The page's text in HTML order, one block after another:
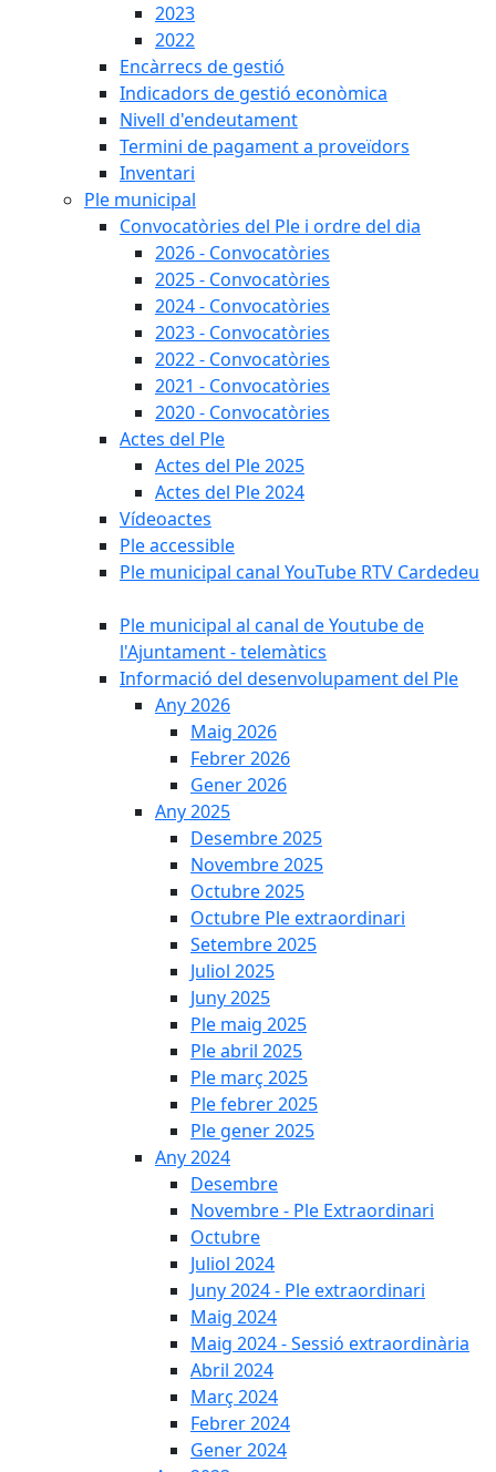
2023
2022
Encàrrecs de gestió
Indicadors de gestió econòmica
Nivell d'endeutament
Termini de pagament a proveïdors
Inventari
Ple municipal
Convocatòries del Ple i ordre del dia
2026 - Convocatòries
2025 - Convocatòries
2024 - Convocatòries
2023 - Convocatòries
2022 - Convocatòries
2021 - Convocatòries
2020 - Convocatòries
Actes del Ple
Actes del Ple 2025
Actes del Ple 2024
Vídeoactes
Ple accessible
Ple municipal canal YouTube RTV Cardedeu
Ple municipal al canal de Youtube de
l'Ajuntament - telemàtics
Informació del desenvolupament del Ple
Any 2026
Maig 2026
Febrer 2026
Gener 2026
Any 2025
Desembre 2025
Novembre 2025
Octubre 2025
Octubre Ple extraordinari
Setembre 2025
Juliol 2025
Juny 2025
Ple maig 2025
Ple abril 2025
Ple març 2025
Ple febrer 2025
Ple gener 2025
Any 2024
Desembre
Novembre - Ple Extraordinari
Octubre
Juliol 2024
Juny 2024 - Ple extraordinari
Maig 2024
Maig 2024 - Sessió extraordinària
Abril 2024
Març 2024
Febrer 2024
Gener 2024